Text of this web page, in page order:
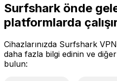
Surfshark önde
platformlarda
Cihazlarınızda Surfshark
daha fazla bilgi edinin ve
bulun: